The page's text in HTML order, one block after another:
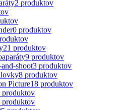
2 produktov
0 produktov
21 produktov
9 produktov
shoot3 produktov
8 produktov
Picture18 produktov
produktov
produktov